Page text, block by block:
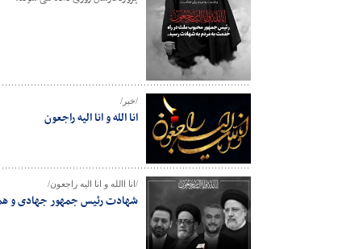
/خبر/
انا الله و انا الیه راجعون
/انا االله و انا الیه راجعون/
شهادت رئیس جمهور جهادی و